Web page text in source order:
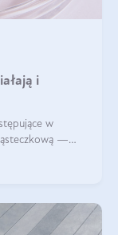
i
w
—
i